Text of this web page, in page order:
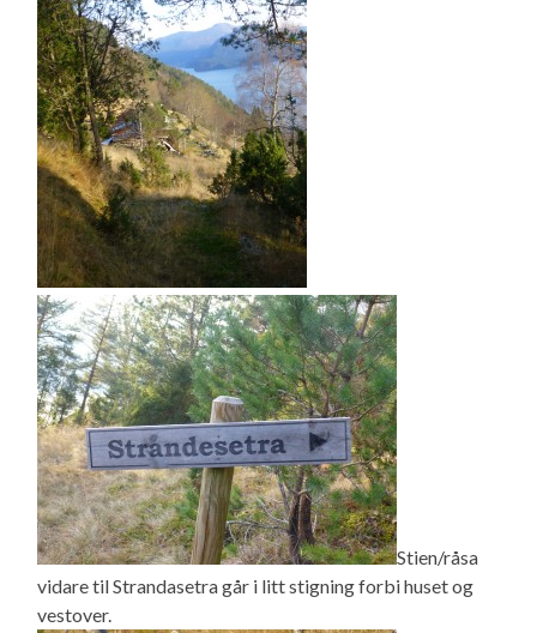
Stien/råsa
vidare til Strandasetra går i litt stigning forbi huset og
vestover.